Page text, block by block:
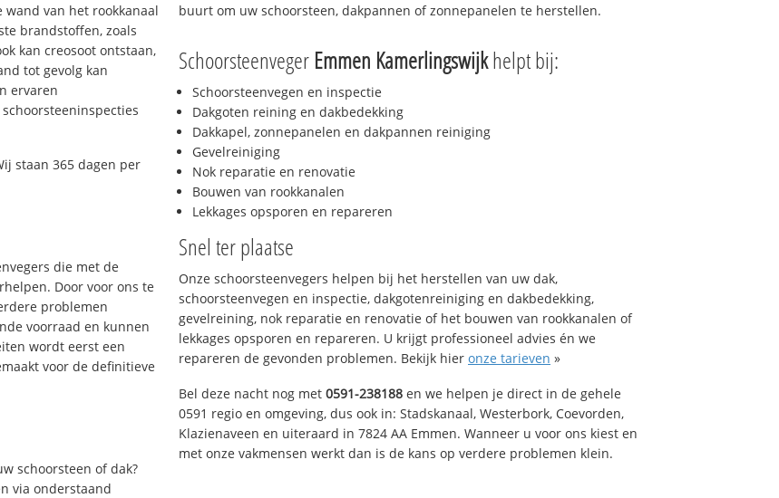
van het rookkanaal
brandstoffen, zoals
kan creosoot ontstaan,
tot gevolg kan
ervaren
staan 365 dagen per
die met de
Door voor ons te
problemen
voorraad en kunnen
wordt eerst een
voor de definitieve
schoorsteen of dak?
via onderstaand
buurt om uw schoorsteen, dakpannen of zonnepanelen te herstellen.
Schoorsteenveger Emmen Kamerlingswijkhelpt bij:
Schoorsteenvegen en inspectie
Dakgoten reining en dakbedekking
Dakkapel, zonnepanelen en dakpannen reiniging
Gevelreiniging
Nok reparatie en renovatie
Bouwen van rookkanalen
Lekkages opsporen en repareren
Snel ter plaatse
Onze schoorsteenvegers helpen bij het herstellen van uw dak,
schoorsteenvegen en inspectie, dakgotenreiniging en dakbedekking,
gevelreining, nok reparatie en renovatie of het bouwen van rookkanalen of
lekkages opsporen en repareren. U krijgt professioneel advies én we
repareren de gevonden problemen. Bekijk hier onze tarieven »
Bel deze nacht nog met 0591-238188 en we helpen je direct in de gehele
0591 regio en omgeving, dus ook in: Stadskanaal, Westerbork, Coevorden,
Klazienaveen en uiteraard in 7824 AA Emmen. Wanneer u voor ons kiest en
met onze vakmensen werkt dan is de kans op verdere problemen klein.